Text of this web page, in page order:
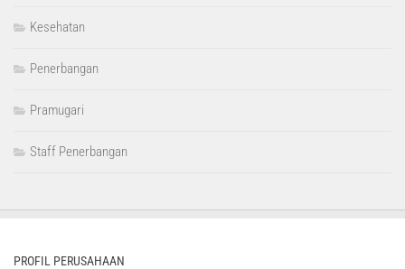
Kesehatan
Penerbangan
Pramugari
Staff Penerbangan
PROFIL PERUSAHAAN